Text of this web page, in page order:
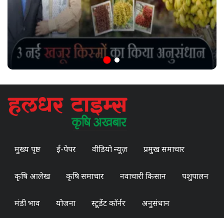
मुख्य पृष्ठ ई-पेपर वीडियो न्यूज़ प्रमुख समाचार
कृषि आलेख कृषि समाचार नवाचारी किसान पशुपालन
मंडी भाव योजना स्टूडेंट कॉर्नर अनुसंधान